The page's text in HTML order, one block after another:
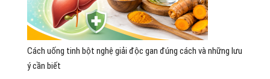
Cách uống tinh bột nghệ giải độc gan đúng cách và những lưu
ý cần biết